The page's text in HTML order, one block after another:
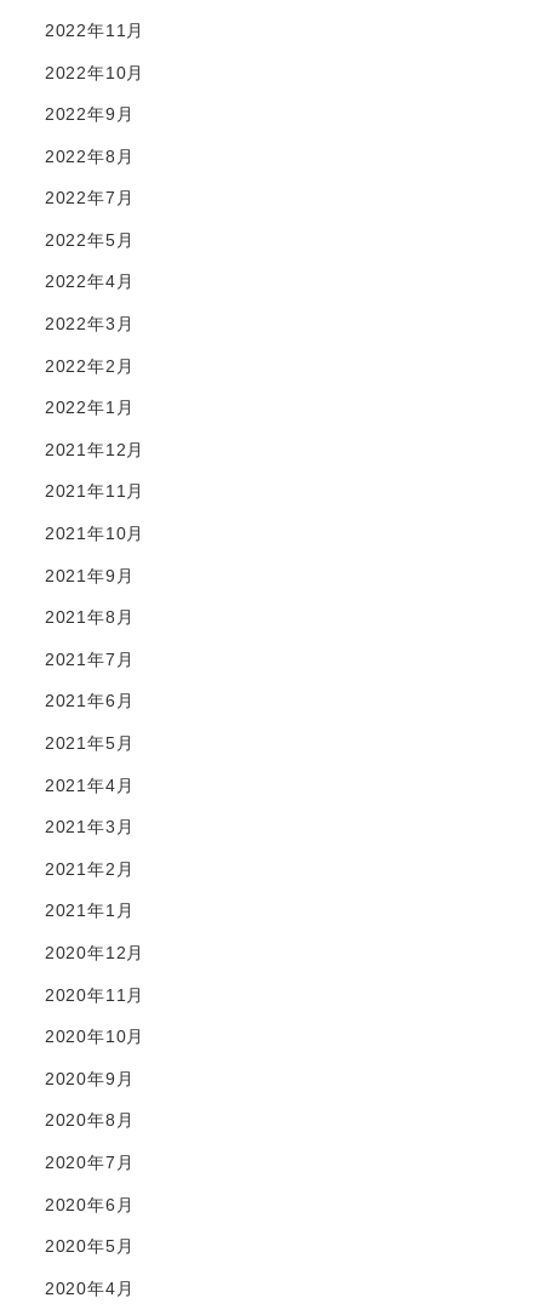
2022年11月
2022年10月
2022年9月
2022年8月
2022年7月
2022年5月
2022年4月
2022年3月
2022年2月
2022年1月
2021年12月
2021年11月
2021年10月
2021年9月
2021年8月
2021年7月
2021年6月
2021年5月
2021年4月
2021年3月
2021年2月
2021年1月
2020年12月
2020年11月
2020年10月
2020年9月
2020年8月
2020年7月
2020年6月
2020年5月
2020年4月